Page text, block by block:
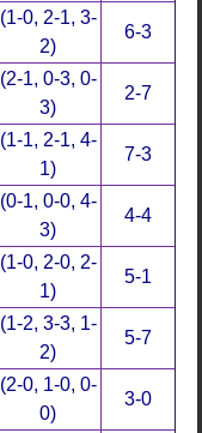
(1-0, 2-1, 3-
2)
6-3
(2-1, 0-3, 0-
3)
2-7
(1-1, 2-1, 4-
1)
7-3
(0-1, 0-0, 4-
3)
4-4
(1-0, 2-0, 2-
1)
5-1
(1-2, 3-3, 1-
2)
5-7
(2-0, 1-0, 0-
0)
3-0